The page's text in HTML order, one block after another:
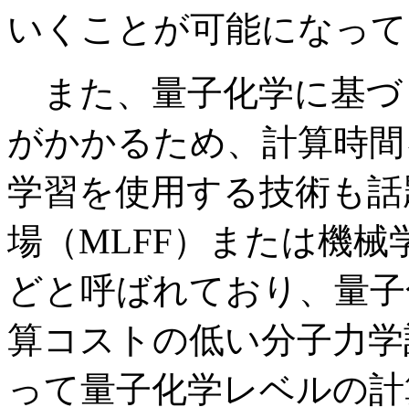
いくことが可能になっ
また、量子化学に基
がかかるため、計算時
学習を使用する技術も
場（MLFF）または機械
どと呼ばれており、量
算コストの低い分子力
って量子化学レベルの